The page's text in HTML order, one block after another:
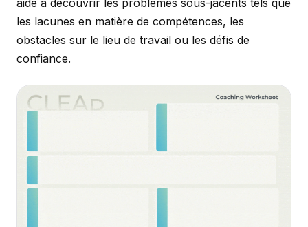
aide à découvrir les problèmes sous-jacents tels que
les lacunes en matière de compétences, les
obstacles sur le lieu de travail ou les défis de
confiance.